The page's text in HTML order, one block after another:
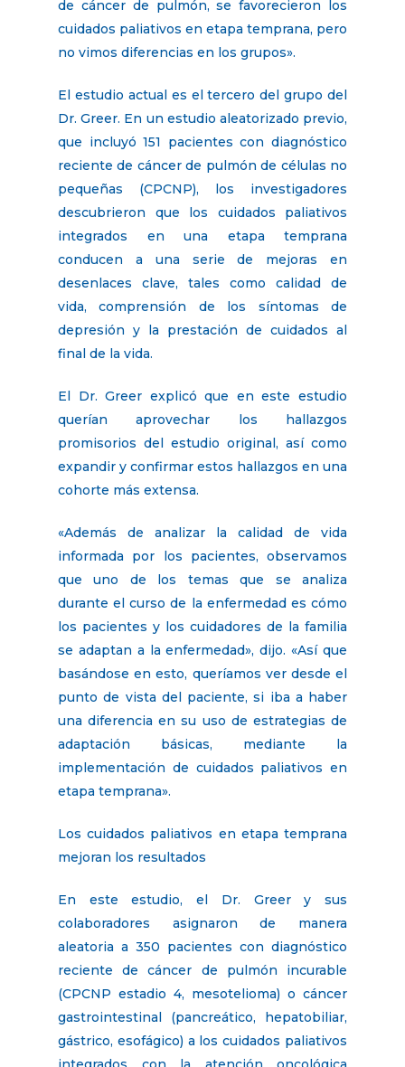
de cáncer de pulmón, se favorecieron los
cuidados paliativos en etapa temprana, pero
no vimos diferencias en los grupos».
El estudio actual es el tercero del grupo del
Dr. Greer. En un estudio aleatorizado previo,
que incluyó 151 pacientes con diagnóstico
reciente de cáncer de pulmón de células no
pequeñas (CPCNP), los investigadores
descubrieron que los cuidados paliativos
integrados en una etapa temprana
conducen a una serie de mejoras en
desenlaces clave, tales como calidad de
vida, comprensión de los síntomas de
depresión y la prestación de cuidados al
final de la vida.
El Dr. Greer explicó que en este estudio
querían aprovechar los hallazgos
promisorios del estudio original, así como
expandir y confirmar estos hallazgos en una
cohorte más extensa.
«Además de analizar la calidad de vida
informada por los pacientes, observamos
que uno de los temas que se analiza
durante el curso de la enfermedad es cómo
los pacientes y los cuidadores de la familia
se adaptan a la enfermedad», dijo. «Así que
basándose en esto, queríamos ver desde el
punto de vista del paciente, si iba a haber
una diferencia en su uso de estrategias de
adaptación básicas, mediante la
implementación de cuidados paliativos en
etapa temprana».
Los cuidados paliativos en etapa temprana
mejoran los resultados
En este estudio, el Dr. Greer y sus
colaboradores asignaron de manera
aleatoria a 350 pacientes con diagnóstico
reciente de cáncer de pulmón incurable
(CPCNP estadio 4, mesotelioma) o cáncer
gastrointestinal (pancreático, hepatobiliar,
gástrico, esofágico) a los cuidados paliativos